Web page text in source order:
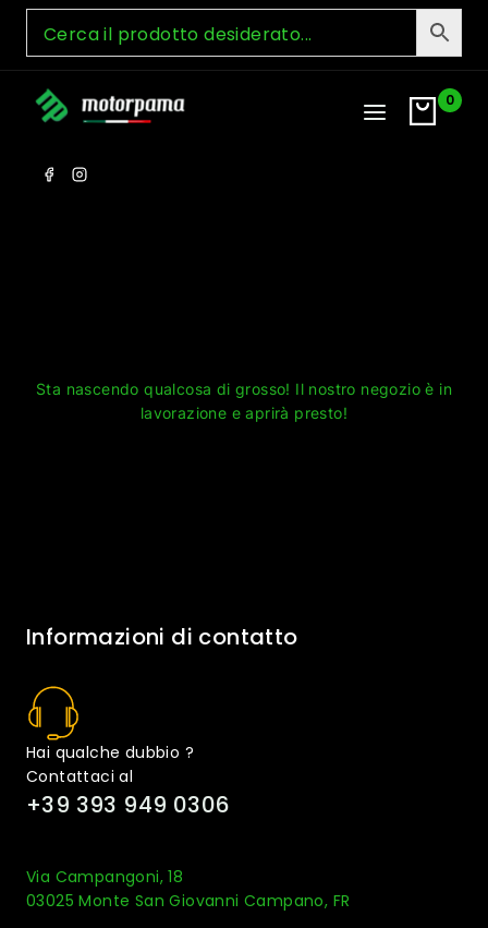
Skip
content
0
Sta nascendo qualcosa di grosso! Il nostro negozio è in
lavorazione e aprirà presto!
Informazioni di contatto
Hai qualche dubbio ?
Contattaci al
+39 393 949 0306
Via Campangoni, 18
03025 Monte San Giovanni Campano, FR